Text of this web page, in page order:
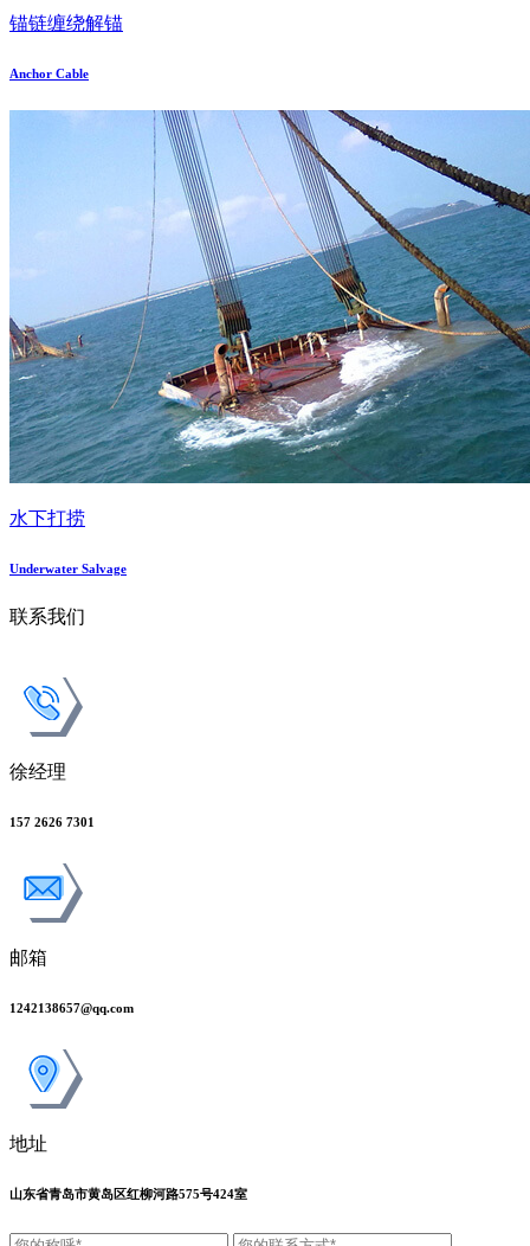
锚链缠绕解锚
Anchor Cable
水下打捞
Underwater Salvage
联系我们
徐经理
157 2626 7301
邮箱
1242138657@qq.com
地址
山东省青岛市黄岛区红柳河路575号424室